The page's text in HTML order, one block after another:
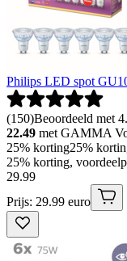
Philips LED spot
(150)Beoordeeld met
22.49 met GAMMA
25% korting25%
25% korting,
29.99
Prijs: 29.99 euro